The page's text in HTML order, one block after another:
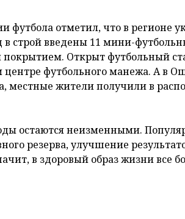
футбола отметил, что в регионе
в строй введены 11 мини-
покрытием. Открыт футбольный
центре футбольного манежа. А в
местные жители получили в
остаются неизменными.
резерва, улучшение
в здоровый образ жизни все